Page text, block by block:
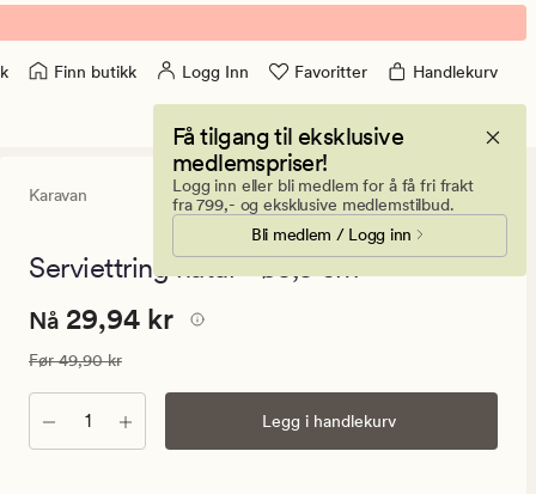
Finn butikk Logg Inn Favoritter Handlekurv
Få tilgang til eksklusive
medlemspriser!
Logg inn eller bli medlem for å få fri frakt
fra 799,- og eksklusive medlemstilbud.
Bli medlem / Logg inn
Karavan
12
en
4 (12)
Serviettring natur - ø5,5 cm
Nåværende
29,94
kr.
Vanlig
pris
Nåværende pris
Nå 29,94 kr
Vanlig pris 49,90 kr
Før49,90 kr
Antall Legg i handlekurv